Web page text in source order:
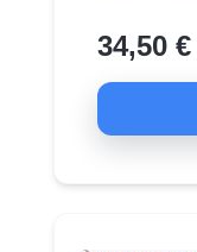
34,50 €